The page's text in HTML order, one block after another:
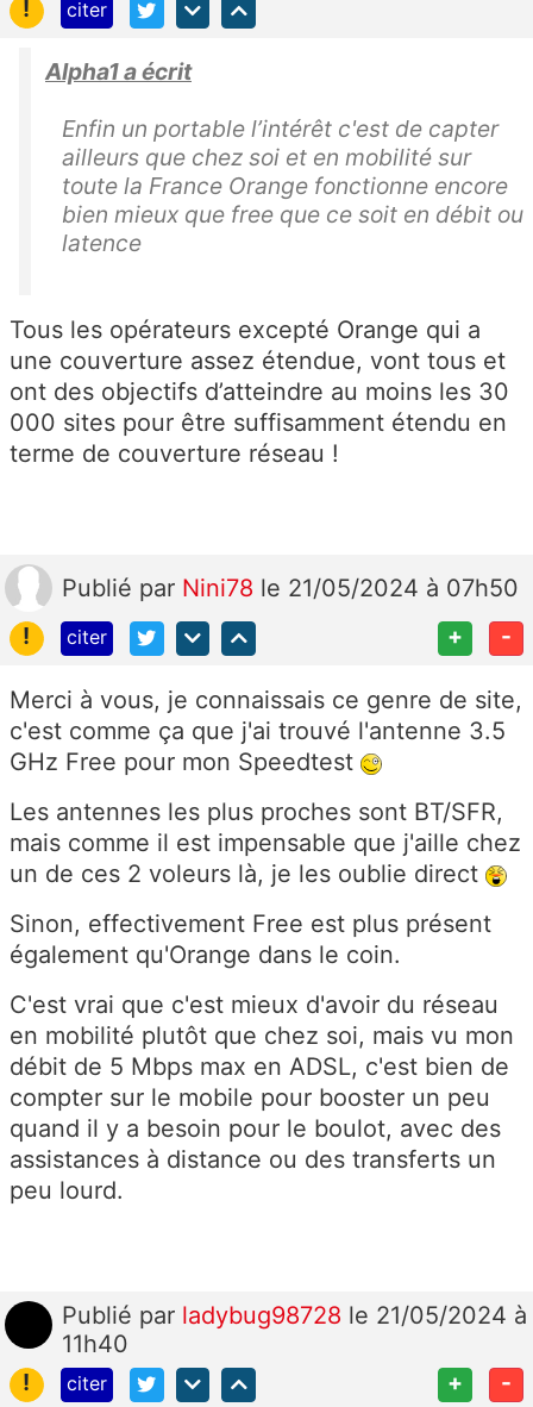
! citer
Alpha1 a écrit
Enfin un portable l’intérêt c'est de capter
ailleurs que chez soi et en mobilité sur
toute la France Orange fonctionne encore
bien mieux que free que ce soit en débit ou
latence
Tous les opérateurs excepté Orange qui a
une couverture assez étendue, vont tous et
ont des objectifs d’atteindre au moins les 30
000 sites pour être suffisamment étendu en
terme de couverture réseau !
Publié par Nini78 le 21/05/2024 à 07h50
!
citer + -
Merci à vous, je connaissais ce genre de site,
c'est comme ça que j'ai trouvé l'antenne 3.5
GHz Free pour mon Speedtest
Les antennes les plus proches sont BT/SFR,
mais comme il est impensable que j'aille chez
un de ces 2 voleurs là, je les oublie direct
Sinon, effectivement Free est plus présent
également qu'Orange dans le coin.
C'est vrai que c'est mieux d'avoir du réseau
en mobilité plutôt que chez soi, mais vu mon
débit de 5 Mbps max en ADSL, c'est bien de
compter sur le mobile pour booster un peu
quand il y a besoin pour le boulot, avec des
assistances à distance ou des transferts un
peu lourd.
Publié par ladybug98728 le 21/05/2024 à
11h40
!
citer + -